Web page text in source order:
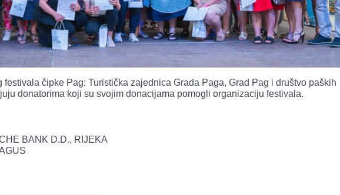
čipke Pag: Turistička zajednica Grada Paga, Grad Pag i društvo paških
donatorima koji su svojim donacijama pomogli organizaciju festivala.
BANK D.D., RIJEKA